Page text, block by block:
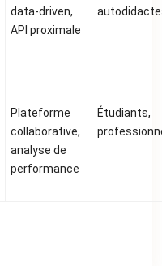
data-driven,
API proximale
Plateforme
collaborative,
analyse de
performance
Étudiants,